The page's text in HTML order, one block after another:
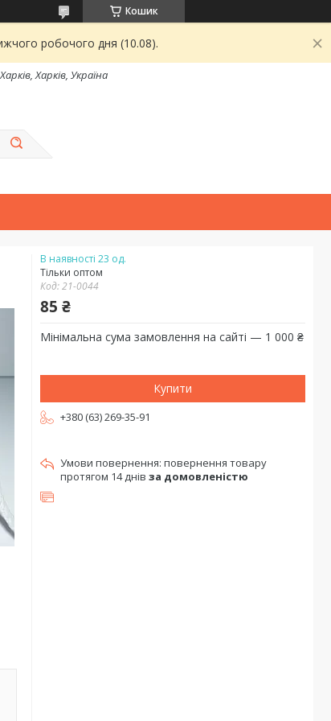
Кошик
робочого дня (10.08).
Харків, Харків, Україна
В наявності 23 од.
Тільки оптом
Код:21-0044
85 ₴
Мінімальна сума замовлення на сайті — 1 000 ₴
Купити
+380 (63) 269-35-91
повернення товару
протягом 14 днів за домовленістю